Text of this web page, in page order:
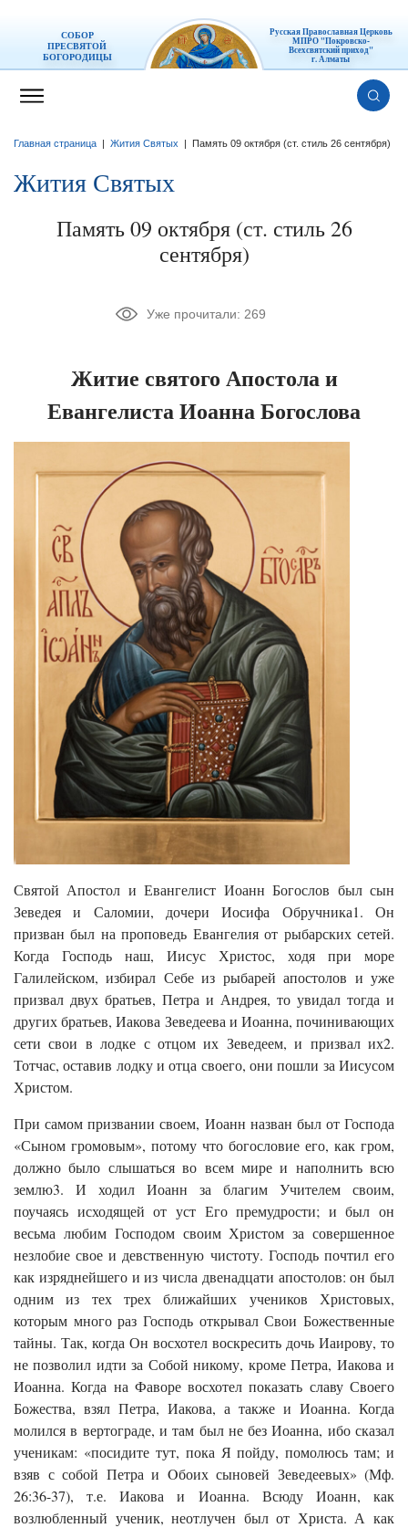
СОБОР
ПРЕСВЯТОЙ
БОГОРОДИЦЫ
Русская Православная Церковь
МПРО "Покровско-
Всехсвятский приход"
г. Алматы
Главная страница Жития Святых Память 09 октября (ст. стиль 26 сентября)
Жития Святых
Память 09 октября (ст. стиль 26
сентября)
Уже прочитали: 269
Житие святого Апостола и
Евангелиста Иоанна Богослова
Святой Апостол и Евангелист Иоанн Богослов был сын
Зеведея и Саломии, дочери Иосифа Обручника1. Он
призван был на проповедь Евангелия от рыбарских сетей.
Когда Господь наш, Иисус Христос, ходя при море
Галилейском, избирал Себе из рыбарей апостолов и уже
призвал двух братьев, Петра и Андрея, то увидал тогда и
других братьев, Иакова Зеведеева и Иоанна, починивающих
сети свои в лодке с отцом их Зеведеем, и призвал их2.
Тотчас, оставив лодку и отца своего, они пошли за Иисусом
Христом.
При самом призвании своем, Иоанн назван был от Господа
«Сыном громовым», потому что богословие его, как гром,
должно было слышаться во всем мире и наполнить всю
землю3. И ходил Иоанн за благим Учителем своим,
поучаясь исходящей от уст Его премудрости; и был он
весьма любим Господом своим Христом за совершенное
незлобие свое и девственную чистоту. Господь почтил его
как изряднейшего и из числа двенадцати апостолов: он был
одним из тех трех ближайших учеников Христовых,
которым много раз Господь открывал Свои Божественные
тайны. Так, когда Он восхотел воскресить дочь Иаирову, то
не позволил идти за Собой никому, кроме Петра, Иакова и
Иоанна. Когда на Фаворе восхотел показать славу Своего
Божества, взял Петра, Иакова, а также и Иоанна. Когда
молился в вертограде, и там был не без Иоанна, ибо сказал
ученикам: «посидите тут, пока Я пойду, помолюсь там; и
взяв с собой Петра и Oбоих сыновей Зеведеевых» (Мф.
26:36-37), т.е. Иакова и Иоанна. Всюду Иоанн, как
возлюбленный ученик, неотлучен был от Христа. А как